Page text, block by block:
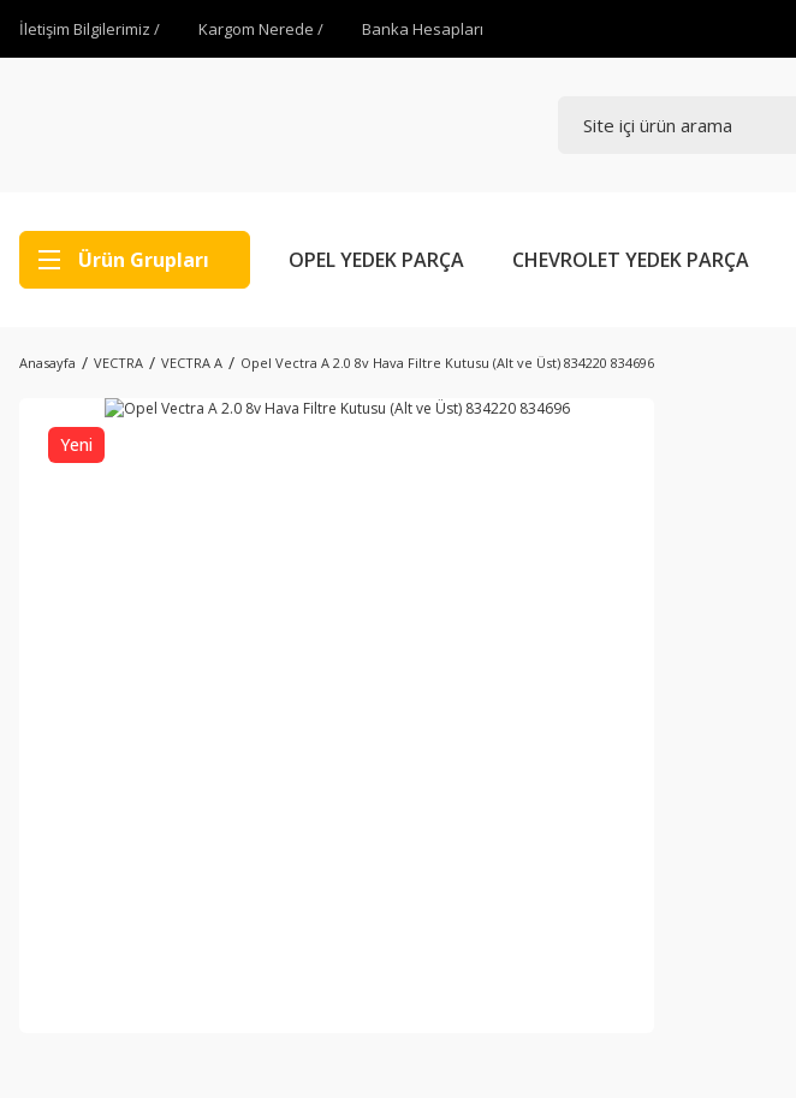
İletişim Bilgilerimiz / Kargom Nerede / Banka Hesapları
Ürün Grupları OPEL YEDEK PARÇA CHEVROLET YEDEK PARÇA
Anasayfa VECTRA VECTRA A Opel Vectra A 2.0 8v Hava Filtre Kutusu (Alt ve Üst) 834220 834696
Yeni